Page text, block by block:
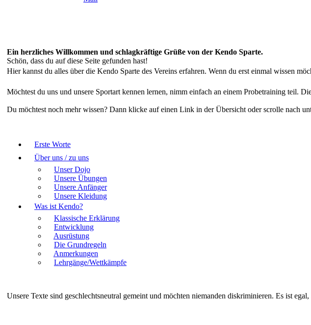
Ein herzliches Willkommen und schlagkräftige Grüße von der Kendo Sparte.
Schön, dass du auf diese Seite gefunden hast!
Hier kannst du alles über die Kendo Sparte des Vereins erfahren. Wenn du erst einmal wissen
Möchtest du uns und unsere Sportart kennen lernen, nimm einfach an einem Probetraining teil.
Du möchtest noch mehr wissen? Dann klicke auf einen Link in der Übersicht oder scrolle nach
Erste Worte
Über uns / zu uns
Unser Dojo
Unsere Übungen
Unsere Anfänger
Unsere Kleidung
Was ist Kendo?
Klassische Erklärung
Entwicklung
Ausrüstung
Die Grundregeln
Anmerkungen
Lehrgänge/Wettkämpfe
Unsere Texte sind geschlechtsneutral gemeint und möchten niemanden diskriminieren. Es ist